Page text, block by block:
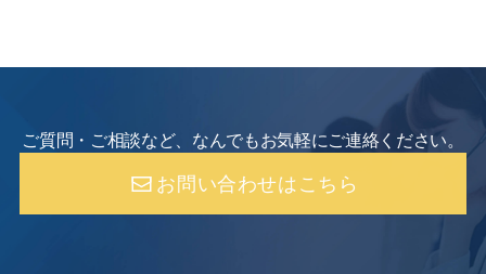
ご質問・ご相談など、なんでもお気軽にご連絡ください。
お問い合わせはこちら